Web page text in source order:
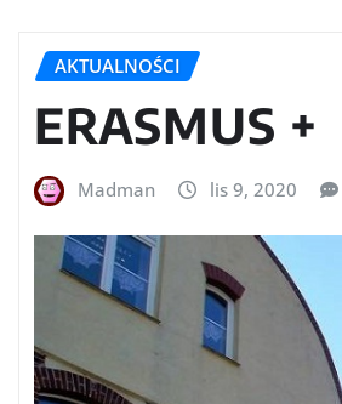
AKTUALNOŚCI
ERASMUS +
Madman lis 9, 2020